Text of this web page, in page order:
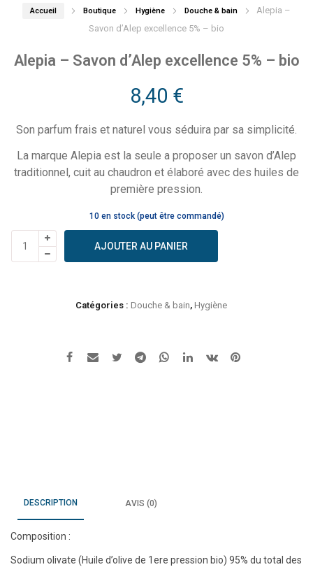
Accueil Boutique Hygiène Douche & bain
Alepia –
Savon d’Alep excellence 5% – bio
Alepia – Savon d’Alep excellence 5% – bio
8,40 €
Son parfum frais et naturel vous séduira par sa simplicité.
La marque Alepia est la seule a proposer un savon d’Alep
traditionnel, cuit au chaudron et élaboré avec des huiles de
première pression.
10 en stock (peut être commandé)
quantité
de
AJOUTER AU PANIER
Catégories : Douche & bain, Hygiène
DESCRIPTION AVIS (0)
Composition :
Sodium olivate (Huile d’olive de 1ere pression bio) 95% du total des